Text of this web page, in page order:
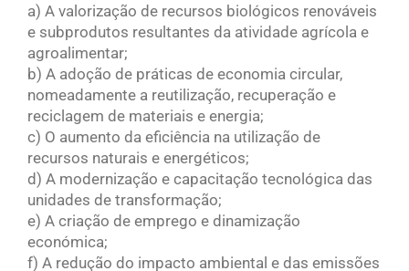
a) A valorização de recursos biológicos renováveis
e subprodutos resultantes da atividade agrícola e
agroalimentar;
b) A adoção de práticas de economia circular,
nomeadamente a reutilização, recuperação e
reciclagem de materiais e energia;
c) O aumento da eficiência na utilização de
recursos naturais e energéticos;
d) A modernização e capacitação tecnológica das
unidades de transformação;
e) A criação de emprego e dinamização
económica;
f) A redução do impacto ambiental e das emissões